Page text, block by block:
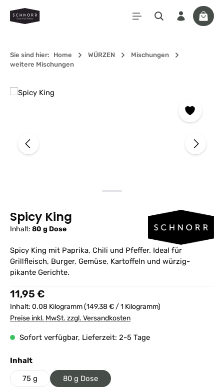
Zum Hauptinhalt springen
Sie sind hier: Home WÜRZEN
Mischungen
weitere Mischungen
Bildergalerie überspringen
Spicy King
Inhalt: 80 g Dose
Spicy King mit Paprika, Chili und Pfeffer. Ideal für
Grillfleisch, Burger, Gemüse, Kartoffeln und würzig-
pikante Gerichte.
Regulärer Preis:
11,95 €
Inhalt: 0.08 Kilogramm(149,38 € / 1 Kilogramm)
Preise inkl. MwSt. zzgl. Versandkosten
Sofort verfügbar, Lieferzeit: 2-5 Tage
Inhaltauswählen
75 g 80 g Dose